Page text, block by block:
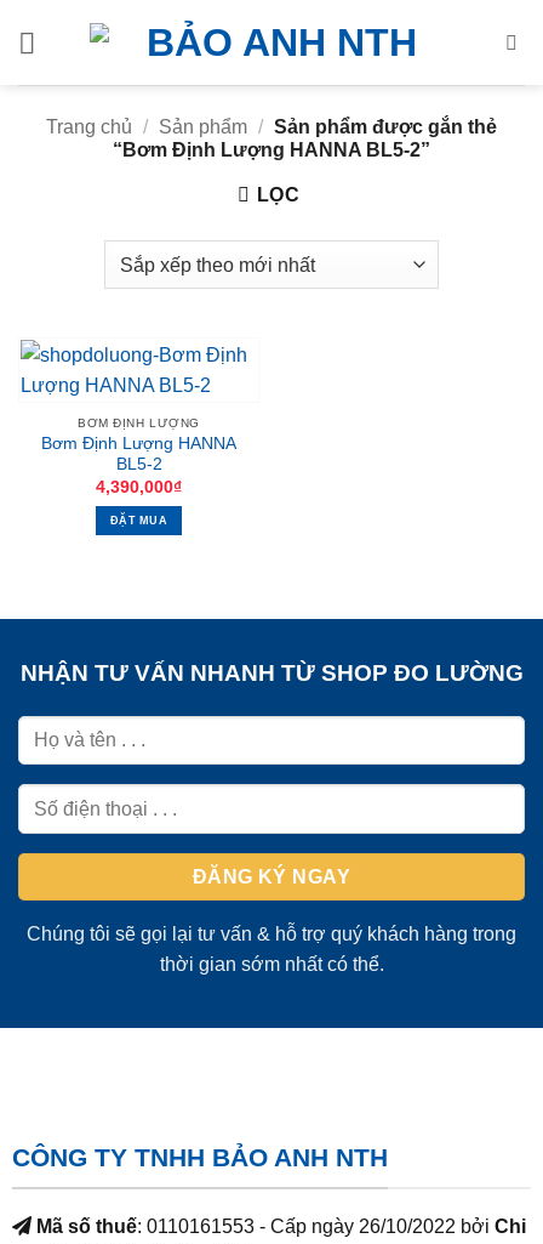
Trang chủ
/ Sản phẩm / Sản phẩm được gắn thẻ
“Bơm Định Lượng HANNA BL5-2”
LỌC
BƠM ĐỊNH LƯỢNG
Bơm Định Lượng HANNA
BL5-2
4,390,000₫
ĐẶT MUA
NHẬN TƯ VẤN NHANH TỪ SHOP ĐO LƯỜNG
Chúng tôi sẽ gọi lại tư vấn & hỗ trợ quý khách hàng trong
thời gian sớm nhất có thể.
CÔNG TY TNHH BẢO ANH NTH
Mã số thuế: 0110161553 - Cấp ngày 26/10/2022 bởi Chi